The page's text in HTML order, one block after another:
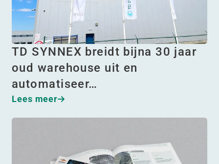
TD SYNNEX breidt bijna 30 jaar
oud warehouse uit en
automatiseer…
Lees meer